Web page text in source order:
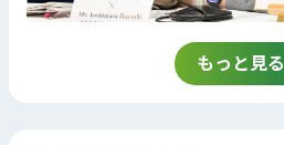
もっと見る